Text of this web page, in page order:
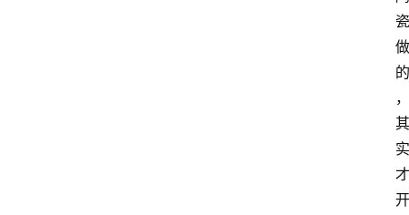
瓷
做
的
，
其
实
才
开